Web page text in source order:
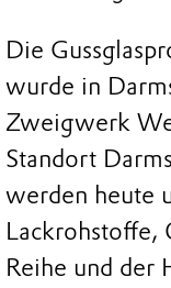
Die
wurde in
Zweigwerk
Standort
werden heute
Lackrohstoffe,
Reihe und der